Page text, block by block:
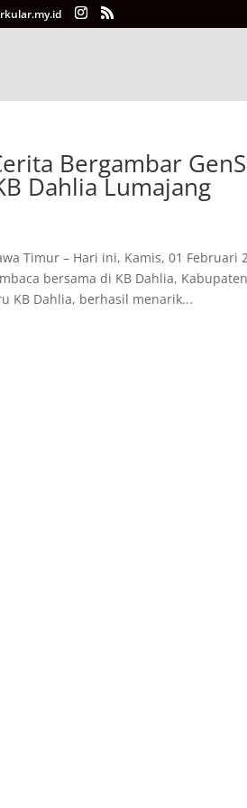
Bergambar
Dahlia Lumajang
Timur – Hari ini, Kamis, 01
bersama di KB Dahlia,
KB Dahlia, berhasil menarik...